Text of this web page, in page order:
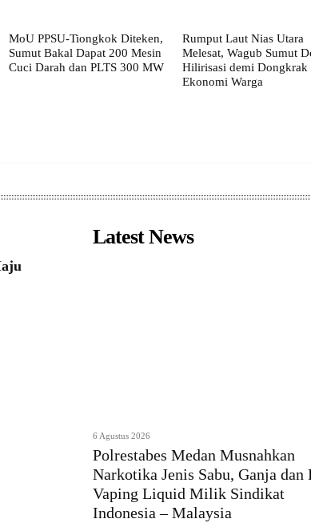
MoU PPSU-Tiongkok Diteken,
Sumut Bakal Dapat 200 Mesin
Cuci Darah dan PLTS 300 MW
Rumput Laut Nias Utara
Melesat, Wagub Sumut
Hilirisasi demi Dongkrak
Ekonomi Warga
Latest News
6 Agustus 2026
Polrestabes Medan Musnahkan
Narkotika Jenis Sabu, Ganja dan
Vaping Liquid Milik Sindikat
Indonesia – Malaysia